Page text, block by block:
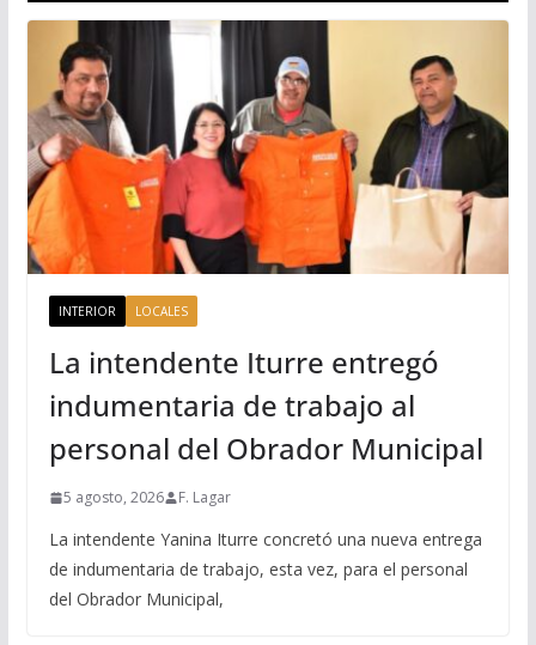
INTERIOR LOCALES
La intendente Iturre entregó
indumentaria de trabajo al
personal del Obrador Municipal
5 agosto, 2026 F. Lagar
La intendente Yanina Iturre concretó una nueva entrega
de indumentaria de trabajo, esta vez, para el personal
del Obrador Municipal,